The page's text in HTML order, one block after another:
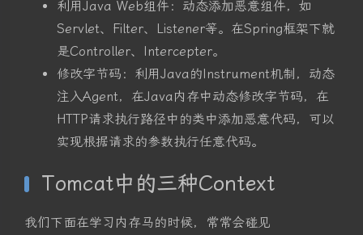
利用Java Web组件：动态添加恶意组件，如
Servlet、Filter、Listener等。在Spring框架下就
是Controller、Intercepter。
修改字节码：利用Java的Instrument机制，动态
注入Agent，在Java内存中动态修改字节码，在
HTTP请求执行路径中的类中添加恶意代码，可以
实现根据请求的参数执行任意代码。
Tomcat中的三种Context
我们下面在学习内存马的时候，常常会碰见